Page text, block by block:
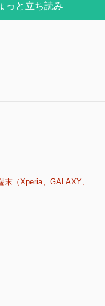
っと立ち読み
（Xperia、GALAXY、